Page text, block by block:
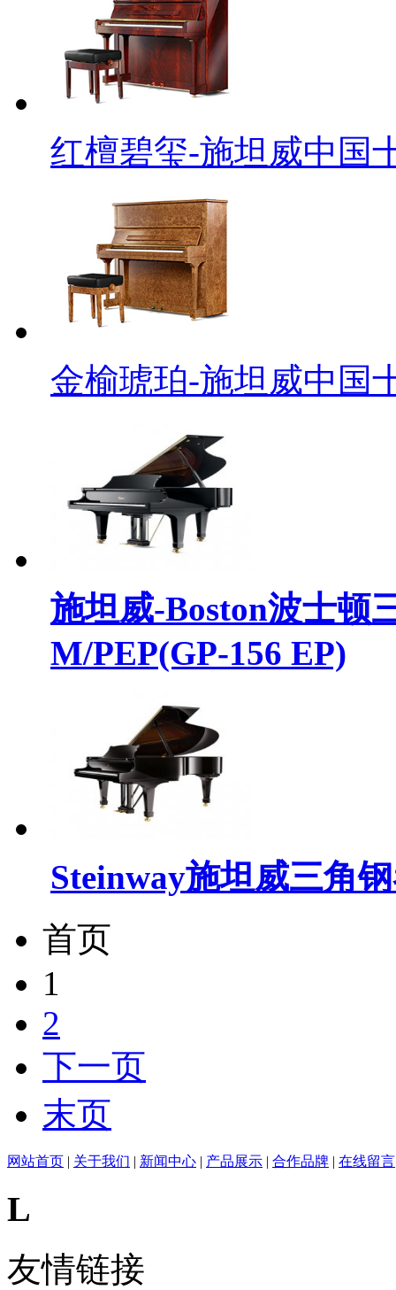
红檀碧玺-施坦威中国
金榆琥珀-施坦威中国
施坦威-Boston波士顿
M/PEP(GP-156 EP)
Steinway施坦威三角
首页
1
2
下一页
末页
网站首页 | 关于我们 | 新闻中心 | 产品展示 | 合作品牌 | 在线留言
L
友情链接